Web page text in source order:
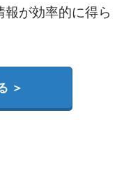
が効率的に得ら
＞